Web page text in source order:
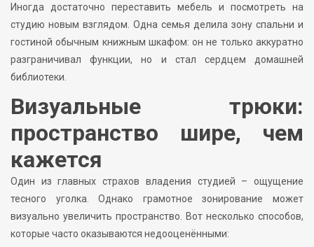
Иногда достаточно переставить мебель и посмотреть на
студию новым взглядом. Одна семья делила зону спальни и
гостиной обычным книжным шкафом: он не только аккуратно
разграничивал функции, но и стал сердцем домашней
библиотеки.
Визуальные трюки:
пространство шире, чем
кажется
Один из главных страхов владения студией – ощущение
тесного уголка. Однако грамотное зонирование может
визуально увеличить пространство. Вот несколько способов,
которые часто оказываются недооценёнными: